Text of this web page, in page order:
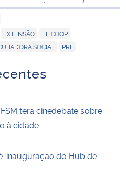
para área de
EXTENSÃO FEICOOP
SOCIAL PRE
terá cinedebate sobre
à cidade
inauguração do Hub de